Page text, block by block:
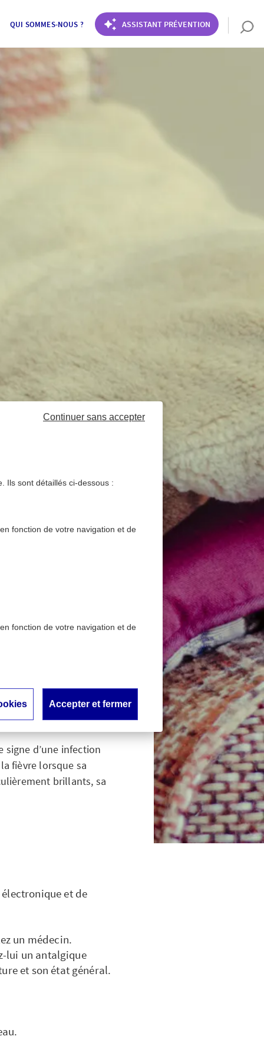
QUI SOMMES-NOUS ? ASSISTANT PRÉVENTION
de la
d’une infection
fièvre lorsque sa
brillants, sa
et de
un médecin.
lui un antalgique
et son état général.
Ils sont détaillés ci-dessous :
fonction de votre navigation et de
fonction de votre navigation et de
Continuer sans accepter
Accepter et fermer